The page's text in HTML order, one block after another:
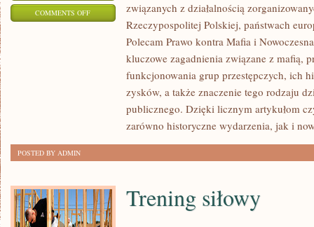
COMMENTS OFFON
TAJEMNICE
NIEWYJAŚNIONE
związanych z działalnością
Rzeczypospolitej Polskiej, państwach
Polecam Prawo kontra Mafia i
kluczowe zagadnienia związane z mafią,
funkcjonowania grup przestępczych, ich
zysków, a także znaczenie tego rodzaju
publicznego. Dzięki licznym artykułom
zarówno historyczne wydarzenia, jak i
POSTED BY ADMIN
Trening siłowy